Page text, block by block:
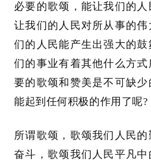
必要的歌颂，能让我们的
让我们的人民对所从事的
们的人民能产生出强大的
们的事业有着其他什么方
要的歌颂和赞美是不可缺
能起到任何积极的作用了呢?
所谓歌颂，歌颂我们人民
奋斗，歌颂我们人民平凡